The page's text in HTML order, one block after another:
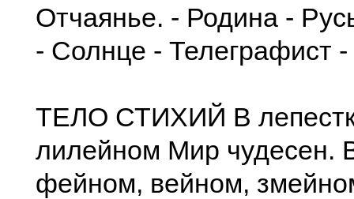
Отчаянье. - Родина -
- Солнце - Телеграфист -
ТЕЛО СТИХИЙ В
лилейном Мир чудесен.
фейном, вейном,